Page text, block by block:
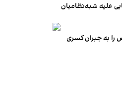
علیه شبه‌نظامیان
را به جبران کسری